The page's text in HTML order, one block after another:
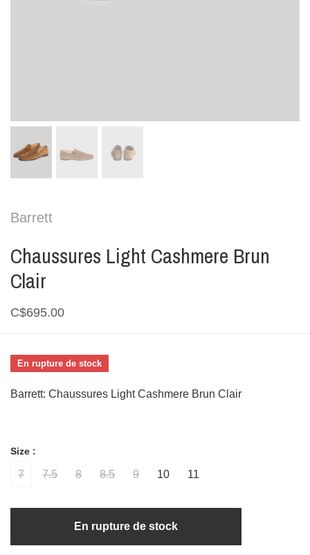
Barrett
Chaussures Light Cashmere Brun
Clair
C$695.00
En rupture de stock
Barrett: Chaussures Light Cashmere Brun Clair
Size :
7 7.5 8 8.5 9 10 11
En rupture de stock